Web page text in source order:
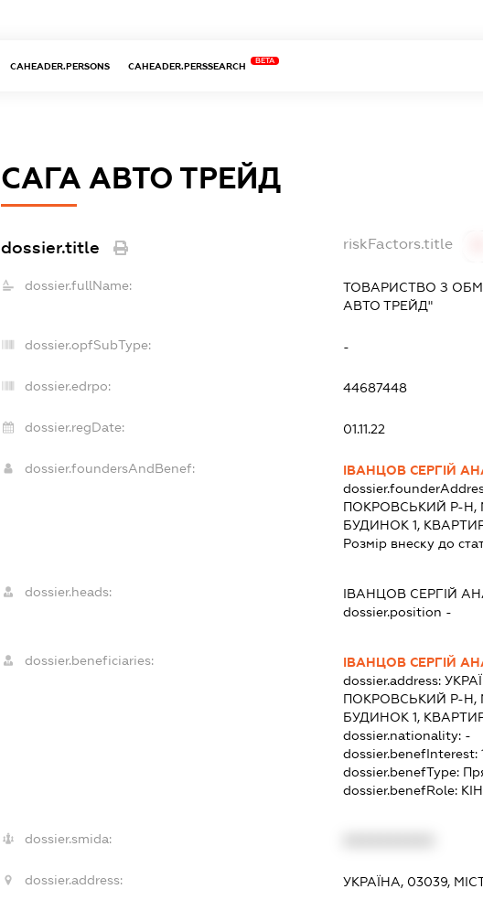
CAHEADER.PERSONS CAHEADER.PERSSEARCH
BETA
САГА АВТО ТРЕЙД
dossier.title riskFactors.title
dossier.fullName:
ТОВАРИСТВО З
АВТО ТРЕЙД"
dossier.opfSubType: -
dossier.edrpo: 44687448
dossier.regDate: 01.11.22
dossier.foundersAndBenef:
ІВАНЦОВ СЕРГІЙ
ПОКРОВСЬКИЙ Р-Н,
БУДИНОК 1,
Розмір внеску до
dossier.heads: ІВАНЦОВ СЕРГІЙ
dossier.position -
dossier.beneficiaries:
ІВАНЦОВ СЕРГІЙ
dossier.address:
ПОКРОВСЬКИЙ Р-Н,
БУДИНОК 1,
dossier.nationality: -
dossier.benefInterest:
dossier.benefType:
dossier.benefRole:
dossier.smida:
dossier.address: УКРАЇНА, 03039,